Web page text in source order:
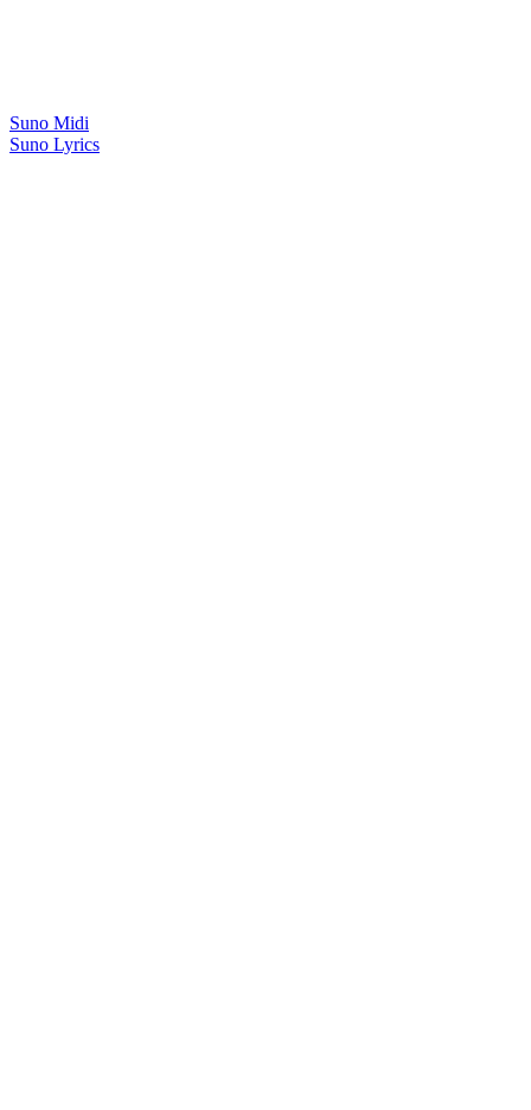
Suno Midi
Suno Lyrics